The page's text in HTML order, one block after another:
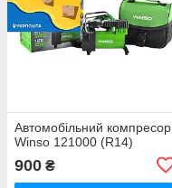
Автомобільний компресор
Winso 121000 (R14)
900 ₴